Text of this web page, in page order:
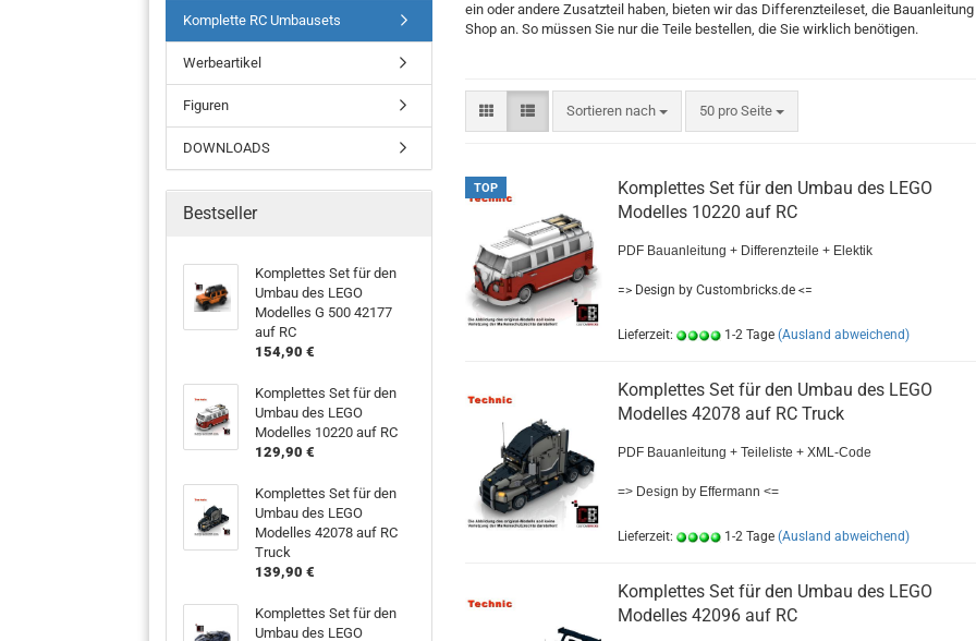
ein oder andere Zusatzteil haben, bieten wir das Differenzteileset, die
Shop an. So müssen Sie nur die Teile bestellen, die Sie wirklich benötigen.
Sortieren nach 50 pro Seite
TOP
Komplettes Set für den Umbau des LEGO
Modelles 10220 auf RC
PDF Bauanleitung + Differenzteile + Elektik
=> Design by Custombricks.de <=
Lieferzeit: 1-2 Tage (Ausland abweichend)
Komplettes Set für den Umbau des LEGO
Modelles 42078 auf RC Truck
PDF Bauanleitung + Teileliste + XML-Code
=> Design by Effermann <=
Lieferzeit: 1-2 Tage (Ausland abweichend)
Komplettes Set für den Umbau des LEGO
Modelles 42096 auf RC
Komplette RC Umbausets
Werbeartikel
Figuren
DOWNLOADS
Bestseller
Komplettes Set für den
Umbau des LEGO
Modelles G 500 42177
auf RC
154,90 €
Komplettes Set für den
Umbau des LEGO
Modelles 10220 auf RC
129,90 €
Komplettes Set für den
Umbau des LEGO
Modelles 42078 auf RC
Truck
139,90 €
Komplettes Set für den
Umbau des LEGO